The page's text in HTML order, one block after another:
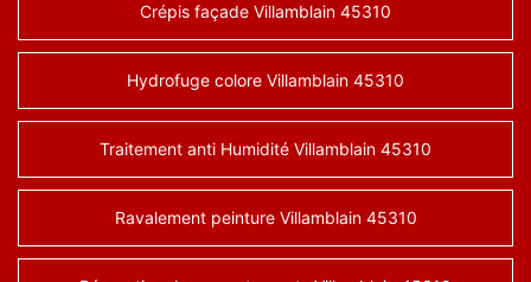
Crépis façade Villamblain 45310
Hydrofuge colore Villamblain 45310
Traitement anti Humidité Villamblain 45310
Ravalement peinture Villamblain 45310